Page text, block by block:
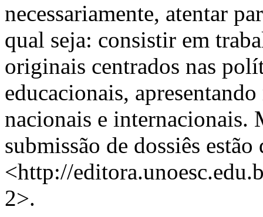
necessariamente, atentar
qual seja: consistir em
originais centrados nas
educacionais,
nacionais e internacionais.
submissão de dossiês
<http://
2>.